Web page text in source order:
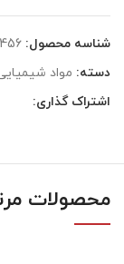
شناسه محصول:
دسته: مواد
اشتراک گذاری:
محصولات